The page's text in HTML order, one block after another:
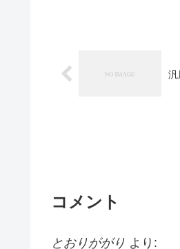
汎
コメント
とおりががり より: